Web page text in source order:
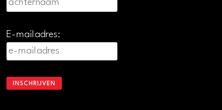
E-mailadres: